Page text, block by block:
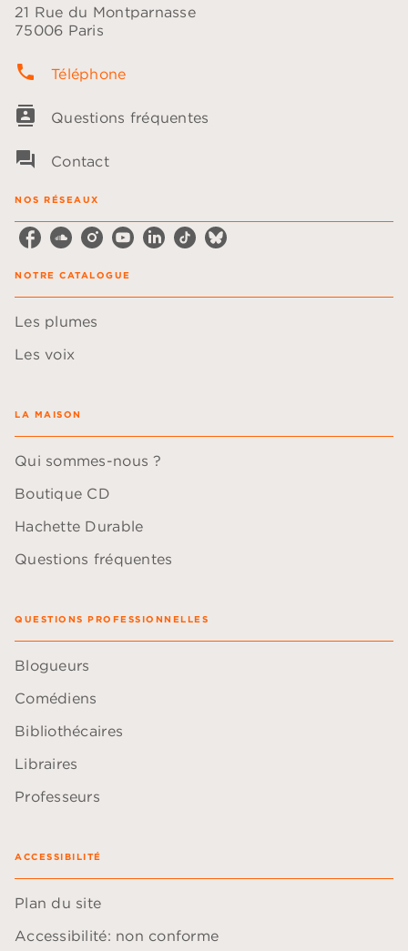
21 Rue du Montparnasse
75006 Paris
phone Téléphone
contacts Questions fréquentes
question_answer Contact
NOS RÉSEAUX
NOTRE CATALOGUE
Les plumes
Les voix
LA MAISON
Qui sommes-nous ?
Boutique CD
Hachette Durable
Questions fréquentes
QUESTIONS PROFESSIONNELLES
Blogueurs
Comédiens
Bibliothécaires
Libraires
Professeurs
ACCESSIBILITÉ
Plan du site
Accessibilité: non conforme